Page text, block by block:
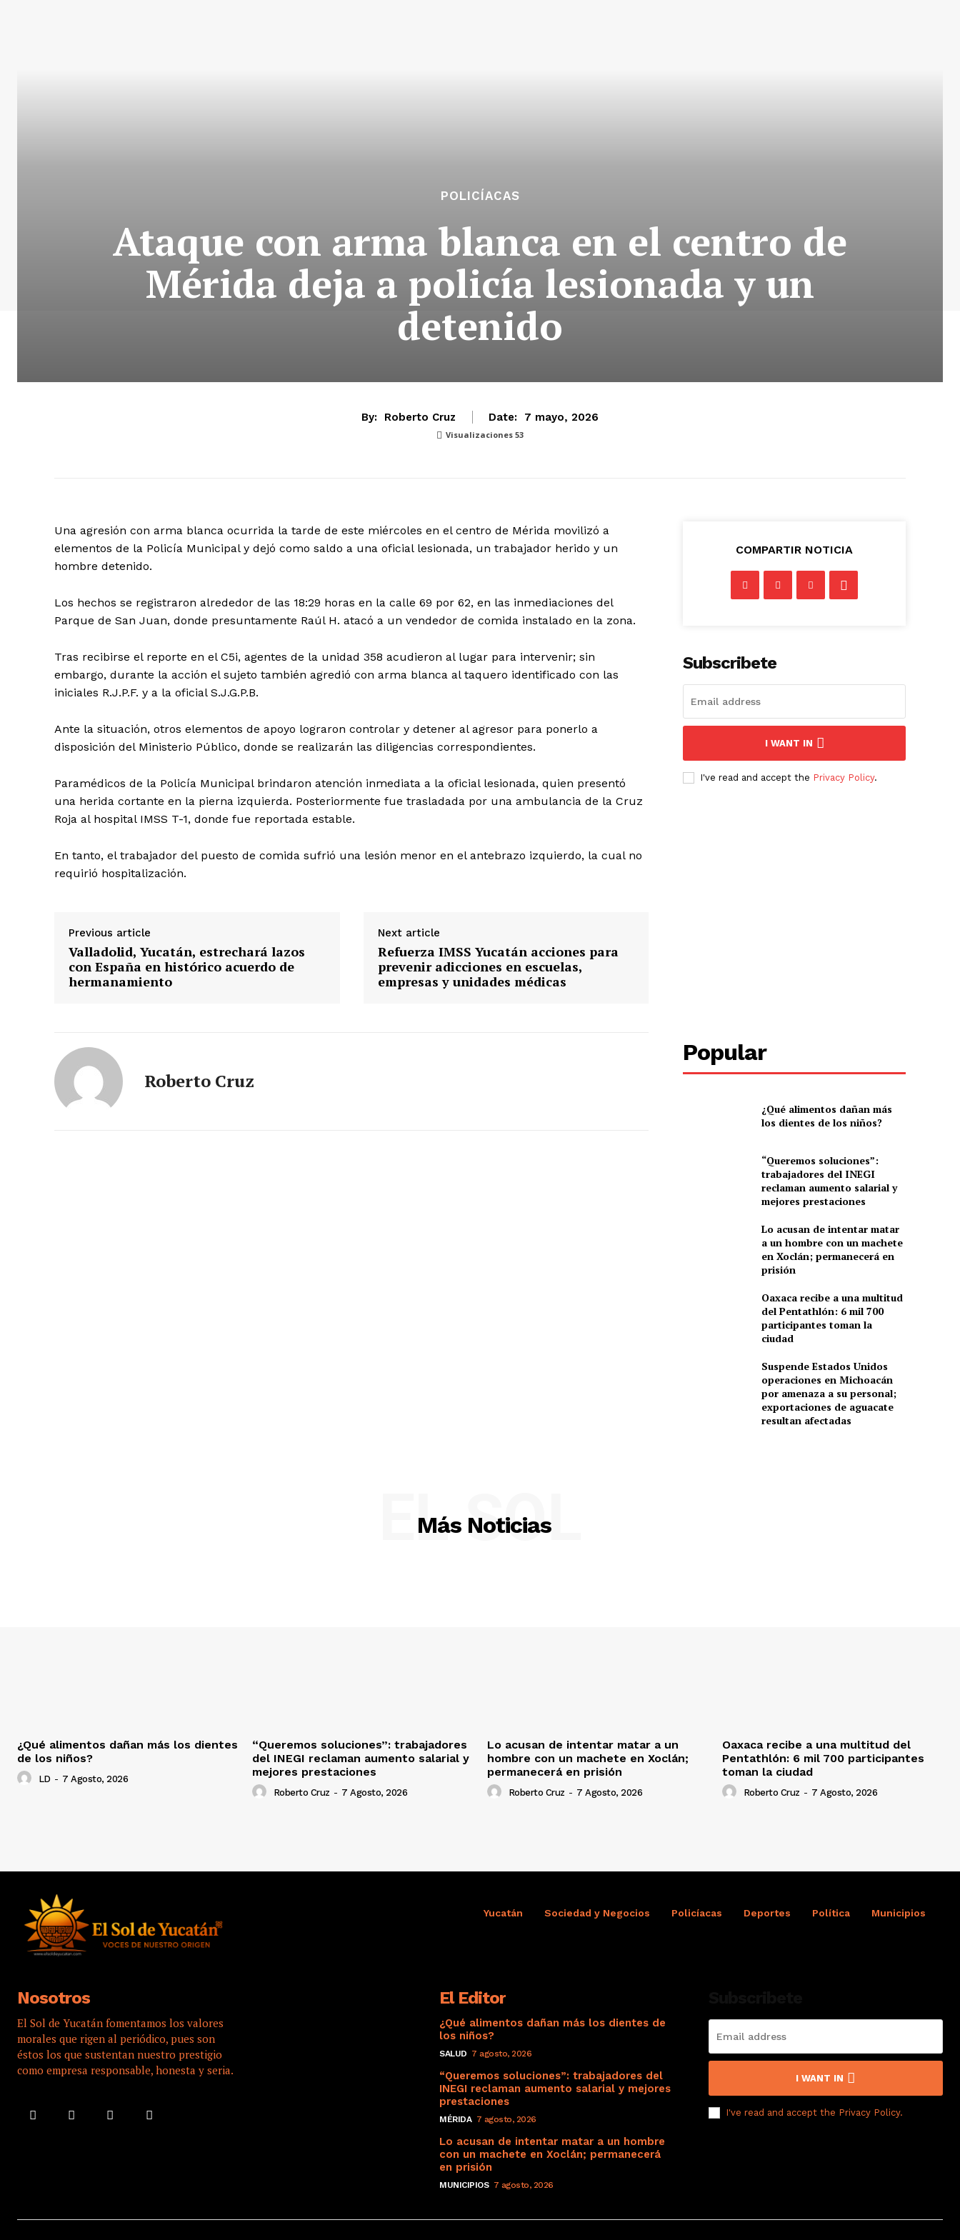
POLICÍACAS
Ataque con arma blanca en el centro de
Mérida deja a policía lesionada y un
detenido
By: Roberto Cruz Date: 7 mayo, 2026
Visualizaciones 53
Una agresión con arma blanca ocurrida la tarde de este miércoles en el centro de Mérida movilizó a
elementos de la Policía Municipal y dejó como saldo a una oficial lesionada, un trabajador herido y un
hombre detenido.
Los hechos se registraron alrededor de las 18:29 horas en la calle 69 por 62, en las inmediaciones del
Parque de San Juan, donde presuntamente Raúl H. atacó a un vendedor de comida instalado en la zona.
Tras recibirse el reporte en el C5i, agentes de la unidad 358 acudieron al lugar para intervenir; sin
embargo, durante la acción el sujeto también agredió con arma blanca al taquero identificado con las
iniciales R.J.P.F. y a la oficial S.J.G.P.B.
Ante la situación, otros elementos de apoyo lograron controlar y detener al agresor para ponerlo a
disposición del Ministerio Público, donde se realizarán las diligencias correspondientes.
Paramédicos de la Policía Municipal brindaron atención inmediata a la oficial lesionada, quien presentó
una herida cortante en la pierna izquierda. Posteriormente fue trasladada por una ambulancia de la Cruz
Roja al hospital IMSS T-1, donde fue reportada estable.
En tanto, el trabajador del puesto de comida sufrió una lesión menor en el antebrazo izquierdo, la cual no
requirió hospitalización.
Previous article
Valladolid, Yucatán, estrechará lazos
con España en histórico acuerdo de
hermanamiento
Next article
Refuerza IMSS Yucatán acciones para
prevenir adicciones en escuelas,
empresas y unidades médicas
Roberto Cruz
COMPARTIR NOTICIA
Subscribete
I WANT IN
I've read and accept the Privacy Policy.
Popular
¿Qué alimentos dañan más
los dientes de los niños?
“Queremos soluciones”:
trabajadores del INEGI
reclaman aumento salarial y
mejores prestaciones
Lo acusan de intentar matar
a un hombre con un machete
en Xoclán; permanecerá en
prisión
Oaxaca recibe a una multitud
del Pentathlón: 6 mil 700
participantes toman la
ciudad
Suspende Estados Unidos
operaciones en Michoacán
por amenaza a su personal;
exportaciones de aguacate
resultan afectadas
Más Noticias
EL SOL
¿Qué alimentos dañan más los dientes
de los niños?
LD - 7 Agosto, 2026
“Queremos soluciones”: trabajadores
del INEGI reclaman aumento salarial y
mejores prestaciones
Roberto Cruz - 7 Agosto, 2026
Lo acusan de intentar matar a un
hombre con un machete en Xoclán;
permanecerá en prisión
Roberto Cruz - 7 Agosto, 2026
Oaxaca recibe a una multitud del
Pentathlón: 6 mil 700 participantes
toman la ciudad
Roberto Cruz - 7 Agosto, 2026
Yucatán Sociedad y Negocios Policíacas Deportes Política Municipios
Nosotros
El Sol de Yucatán fomentamos los valores
morales que rigen al periódico, pues son
éstos los que sustentan nuestro prestigio
como empresa responsable, honesta y seria.
El Editor
¿Qué alimentos dañan más los dientes de
los niños?
SALUD 7 agosto, 2026
“Queremos soluciones”: trabajadores del
INEGI reclaman aumento salarial y mejores
prestaciones
MÉRIDA 7 agosto, 2026
Lo acusan de intentar matar a un hombre
con un machete en Xoclán; permanecerá
en prisión
MUNICIPIOS 7 agosto, 2026
I WANT IN
I've read and accept the Privacy Policy.